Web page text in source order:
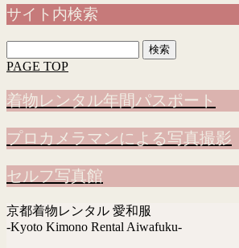
サイト内検索
索:
PAGE TOP
着物レンタル年間パスポート
プロカメラマンによる写真撮影
セルフ写真館
京都着物レンタル 愛和服
-Kyoto Kimono Rental Aiwafuku-